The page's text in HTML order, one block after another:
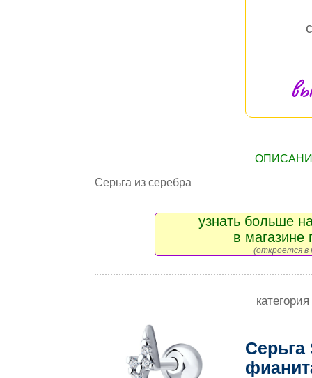
Серьга из серебра
узнать больше
в магазине
(откроется в
Серьга